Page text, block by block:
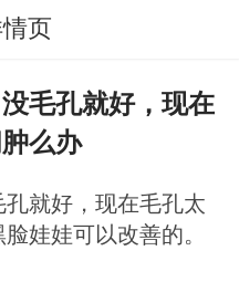
页
毛孔就好，现在
么办
就好，现在毛孔太
娃娃可以改善的。